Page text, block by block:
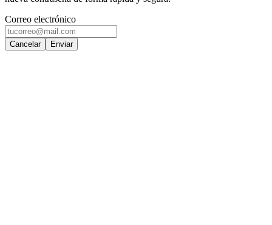
Correo electrónico
Cancelar Enviar